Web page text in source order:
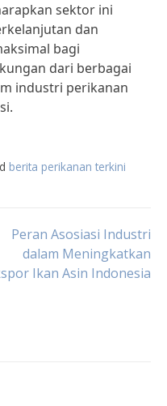
sektor ini
dan
bagi
dari berbagai
industri perikanan
berita perikanan terkini
Peran Asosiasi Industri
dalam Meningkatkan
Ikan Asin Indonesia